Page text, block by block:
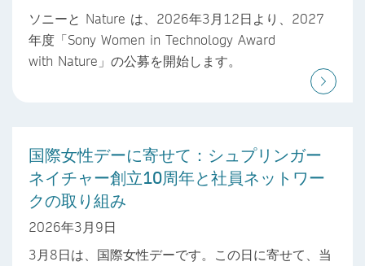
ソニーと Nature は、2026年3月12日より、2027
年度「Sony Women in Technology Award
with Nature」の公募を開始します。
国際女性デーに寄せて：シュプリンガー
ネイチャー創立10周年と社員ネットワー
クの取り組み
2026年3月9日
3月8日は、国際女性デーです。この日に寄せて、当